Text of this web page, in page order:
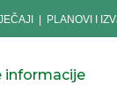
PLANOVI I
informacije